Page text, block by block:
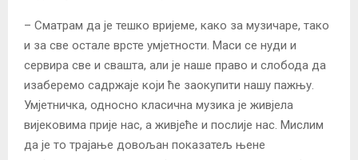
– Сматрам да је тешко вријеме, како за музичаре, тако
и за све остале врсте умјетности. Маси се нуди и
сервира све и свашта, али је наше право и слобода да
изаберемо садржаје који ће заокупити нашу пажњу.
Умјетничка, односно класична музика је живјела
вијековима прије нас, а живјеће и послије нас. Мислим
да је то трајање довољан показатељ њене